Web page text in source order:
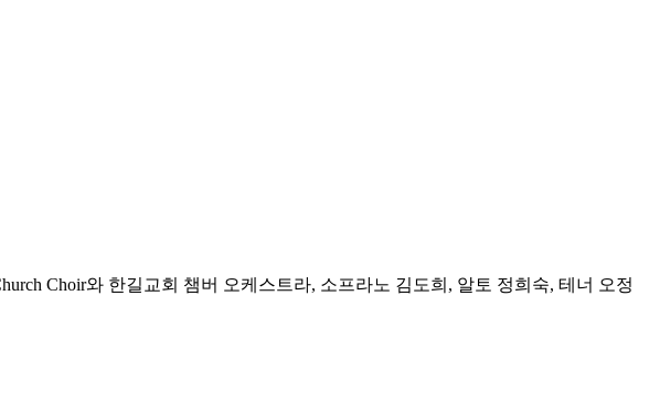
Choir와 한길교회 챔버 오케스트라, 소프라노 김도희, 알토 정희숙, 테너 오정